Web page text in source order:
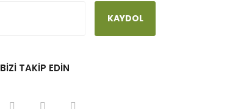
KAYDOL
BİZİ TAKİP EDİN